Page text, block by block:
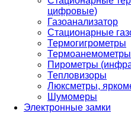
цифровые)
Газоанализатор
Стационарные
Термогигрометры
Термоанемометры
Пирометры
Тепловизоры
Люксметры,
Шумомеры
Электронные замки